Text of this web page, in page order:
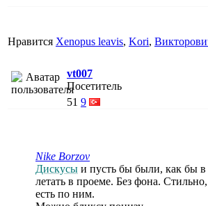
Нравится Xenopus leavis, Kori,
vt007
Посетитель
51 9
Nike Borzov
Дискусы и пусть бы были, как бы в
летать в проеме. Без фона.
есть по ним.